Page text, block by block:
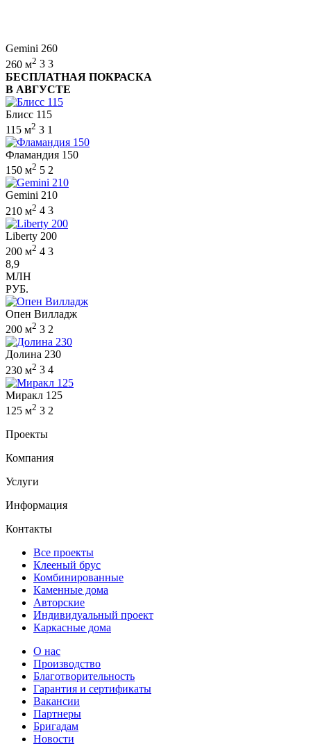
Gemini 260
260 м2 3 3
БЕСПЛАТНАЯ ПОКРАСКА
В АВГУСТЕ
Блисс 115
115 м2 3 1
Фламандия 150
150 м2 5 2
Gemini 210
210 м2 4 3
Liberty 200
200 м2 4 3
8,9
МЛН
РУБ.
Опен Вилладж
200 м2 3 2
Долина 230
230 м2 3 4
Миракл 125
125 м2 3 2
Проекты
Компания
Услуги
Информация
Контакты
Все проекты
Клееный брус
Комбинированные
Каменные дома
Авторские
Индивидуальный проект
Каркасные дома
О нас
Производство
Благотворительность
Гарантия и сертификаты
Вакансии
Партнеры
Бригадам
Новости